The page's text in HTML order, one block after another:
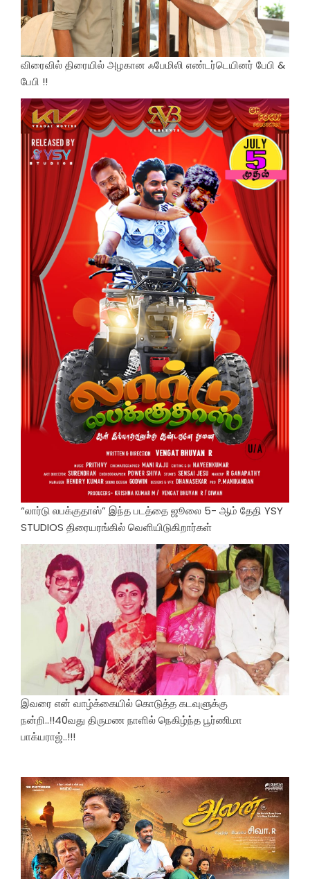
விரைவில் திரையில் அழகான ஃபேமிலி எண்டர்டெயினர் பேபி &
பேபி !!
“லார்டு லபக்குதாஸ்” இந்த படத்தை ஜூலை 5- ஆம் தேதி YSY
STUDIOS திரையரங்கில் வெளியிடுகிறார்கள்
இவரை என் வாழ்க்கையில் கொடுத்த கடவுளுக்கு
நன்றி..!!40வது திருமண நாளில் நெகிழ்ந்த பூர்ணிமா
பாக்யராஜ்..!!!